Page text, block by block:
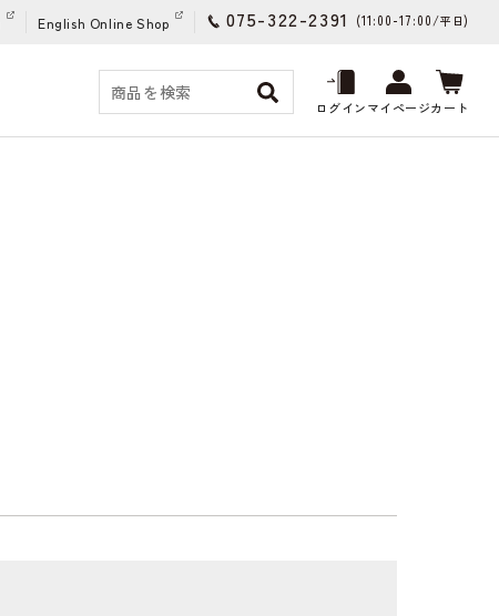
English Online Shop 075-322-2391 (11:00-17:00/平日)
ログインマイページカート